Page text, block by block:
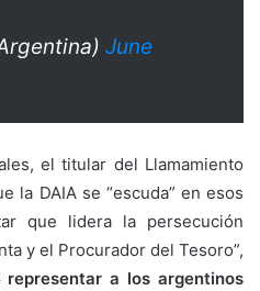
June
el titular del Llamamiento
la DAIA se “escuda” en esos
que lidera la persecución
y el Procurador del Tesoro”,
representar a los argentinos